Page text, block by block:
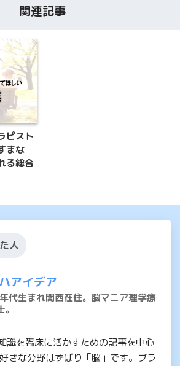
関連記事
ピスト
まな
る総合
人
アイデア
代生まれ関西在住。脳マニア理学療
識を臨床に活かすための記事を中心
きな分野はずばり「脳」です。ブラ